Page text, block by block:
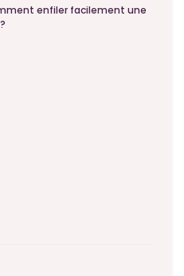
enfiler facilement une